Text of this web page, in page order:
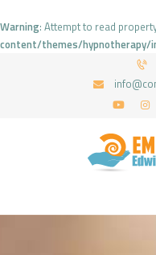
Warning: Attempt to read
content/themes/hypnotherapy/
ACCUEIL
MON
ARTICLES
PRENEZ UN